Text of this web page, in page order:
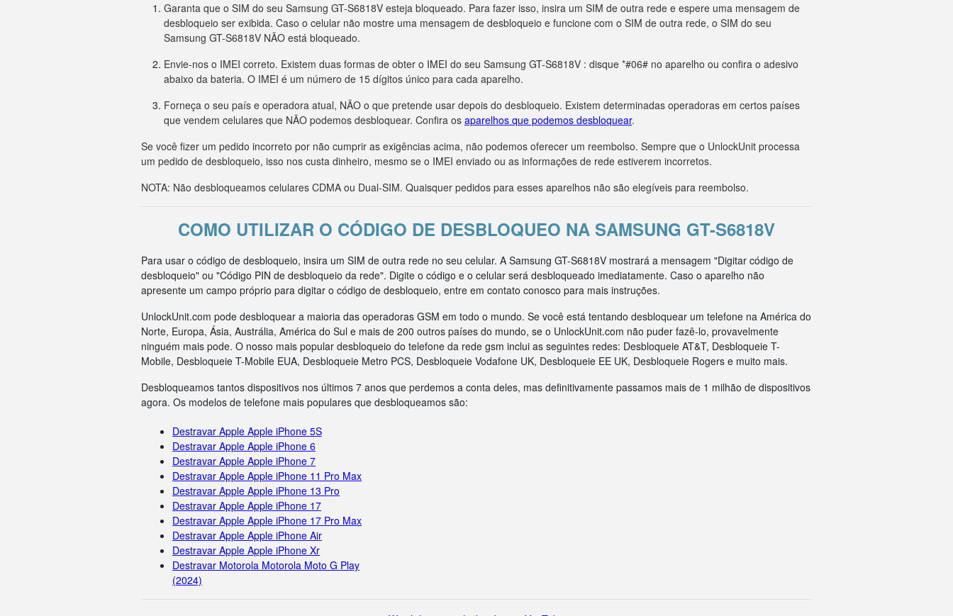
Garanta que o SIM do seu Samsung GT-S6818V esteja bloqueado. Para fazer isso, insira um SIM de outra rede e espere uma mensagem de
desbloqueio ser exibida. Caso o celular não mostre uma mensagem de desbloqueio e funcione com o SIM de outra rede, o SIM do seu
Samsung GT-S6818V NÃO está bloqueado.
Envie-nos o IMEI correto. Existem duas formas de obter o IMEI do seu Samsung GT-S6818V : disque *#06# no aparelho ou confira o adesivo
abaixo da bateria. O IMEI é um número de 15 dígitos único para cada aparelho.
Forneça o seu país e operadora atual, NÃO o que pretende usar depois do desbloqueio. Existem determinadas operadoras em certos países
que vendem celulares que NÃO podemos desbloquear. Confira os aparelhos que podemos desbloquear.
Se você fizer um pedido incorreto por não cumprir as exigências acima, não podemos oferecer um reembolso. Sempre que o UnlockUnit processa
um pedido de desbloqueio, isso nos custa dinheiro, mesmo se o IMEI enviado ou as informações de rede estiverem incorretos.
NOTA: Não desbloqueamos celulares CDMA ou Dual-SIM. Quaisquer pedidos para esses aparelhos não são elegíveis para reembolso.
COMO UTILIZAR O CÓDIGO DE DESBLOQUEO NA SAMSUNG GT-S6818V
Para usar o código de desbloqueio, insira um SIM de outra rede no seu celular. A Samsung GT-S6818V mostrará a mensagem "Digitar código de
desbloqueio" ou "Código PIN de desbloqueio da rede". Digite o código e o celular será desbloqueado imediatamente. Caso o aparelho não
apresente um campo próprio para digitar o código de desbloqueio, entre em contato conosco para mais instruções.
UnlockUnit.com pode desbloquear a maioria das operadoras GSM em todo o mundo. Se você está tentando desbloquear um telefone na América do
Norte, Europa, Ásia, Austrália, América do Sul e mais de 200 outros países do mundo, se o UnlockUnit.com não puder fazê-lo, provavelmente
ninguém mais pode. O nosso mais popular desbloqueio do telefone da rede gsm inclui as seguintes redes: Desbloqueie AT&T, Desbloqueie T-
Mobile, Desbloqueie T-Mobile EUA, Desbloqueie Metro PCS, Desbloqueie Vodafone UK, Desbloqueie EE UK, Desbloqueie Rogers e muito mais.
Desbloqueamos tantos dispositivos nos últimos 7 anos que perdemos a conta deles, mas definitivamente passamos mais de 1 milhão de dispositivos
agora. Os modelos de telefone mais populares que desbloqueamos são:
Destravar Apple Apple iPhone 5S
Destravar Apple Apple iPhone 6
Destravar Apple Apple iPhone 7
Destravar Apple Apple iPhone 11 Pro Max
Destravar Apple Apple iPhone 13 Pro
Destravar Apple Apple iPhone 17
Destravar Apple Apple iPhone 17 Pro Max
Destravar Apple Apple iPhone Air
Destravar Apple Apple iPhone Xr
Destravar Motorola Motorola Moto G Play
(2024)